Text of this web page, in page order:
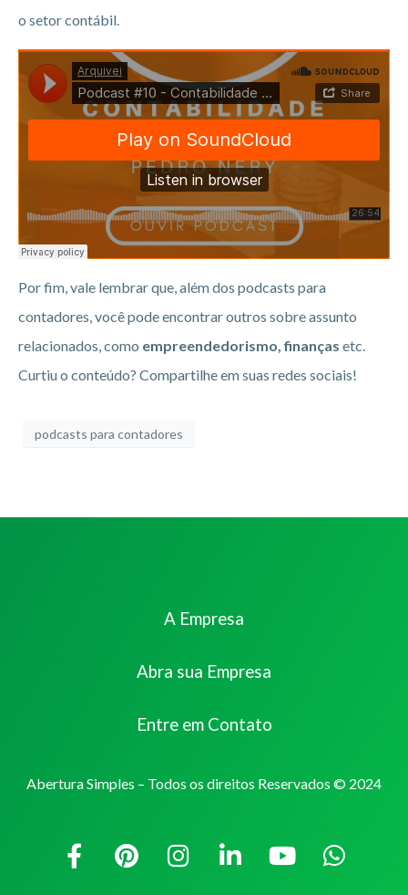
o setor contábil.
Por fim, vale lembrar que, além dos podcasts para
contadores, você pode encontrar outros sobre assunto
relacionados, como empreendedorismo, finanças etc.
Curtiu o conteúdo? Compartilhe em suas redes sociais!
podcasts para contadores
A Empresa
Abra sua Empresa
Entre em Contato
Abertura Simples – Todos os direitos Reservados © 2024